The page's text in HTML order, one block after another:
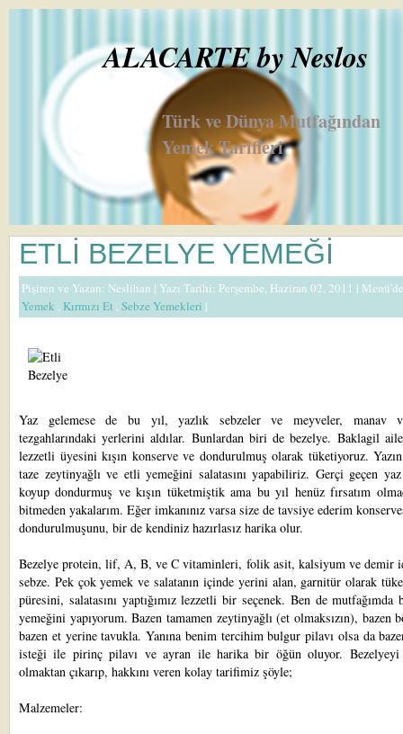
ALACARTE by Neslos
Türk ve Dünya Mutfağından
Yemek Tarifleri
ETLİ BEZELYE YEMEĞİ
Pişiren ve Yazan: Neslihan | Yazı Tarihi: Perşembe, Haziran 02, 2011 |
Yemek , Kırmızı Et ,Sebze Yemekleri |
Yaz gelemese de bu yıl, yazlık sebzeler ve meyveler, manav
tezgahlarındaki yerlerini aldılar. Bunlardan biri de bezelye. Baklagil
lezzetli üyesini kışın konserve ve dondurulmuş olarak tüketiyoruz.
taze zeytinyağlı ve etli yemeğini salatasını yapabiliriz. Gerçi geçen
koyup dondurmuş ve kışın tüketmiştik ama bu yıl henüz fırsatım
bitmeden yakalarım. Eğer imkanınız varsa size de tavsiye ederim
dondurulmuşunu, bir de kendiniz hazırlasız harika olur.
Bezelye protein, lif, A, B, ve C vitaminleri, folik asit, kalsiyum ve demir
sebze. Pek çok yemek ve salatanın içinde yerini alan, garnitür olarak
püresini, salatasını yaptığımız lezzetli bir seçenek. Ben de mutfağımda
yemeğini yapıyorum. Bazen tamamen zeytinyağlı (et olmaksızın), bazen
bazen et yerine tavukla. Yanına benim tercihim bulgur pilavı olsa da
isteği ile pirinç pilavı ve ayran ile harika bir öğün oluyor. Bezelyeyi
olmaktan çıkarıp, hakkını veren kolay tarifimiz şöyle;
Malzemeler: